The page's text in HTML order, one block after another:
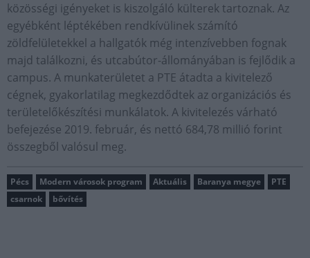
közösségi igényeket is kiszolgáló külterek tartoznak. Az
egyébként léptékében rendkívülinek számító
zöldfelületekkel a hallgatók még intenzívebben fognak
majd találkozni, és utcabútor-állományában is fejlődik a
campus. A munkaterületet a PTE átadta a kivitelező
cégnek, gyakorlatilag megkezdődtek az organizációs és
területelőkészítési munkálatok. A kivitelezés várható
befejezése 2019. február, és nettó 684,78 millió forint
összegből valósul meg.
Pécs Modern városok program Aktuális Baranya megye
PTE
csarnok
bővítés